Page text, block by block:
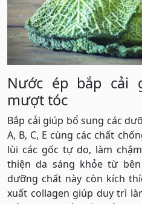
Nước ép bắp cải
mượt tóc
Bắp cải giúp bổ sung các
A, B, C, E cùng các chất
lùi các gốc tự do, làm
thiện da sáng khỏe từ
dưỡng chất này còn kích
xuất collagen giúp duy trì